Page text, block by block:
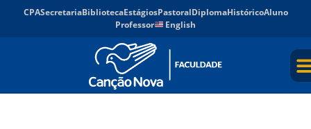
CPASecretariaBibliotecaEstágiosPastoralDiplomaHistóricoAluno
Professor
English